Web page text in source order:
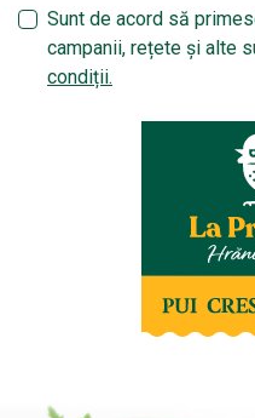
Sunt de acord să
campanii, rețete și alte
condiții.